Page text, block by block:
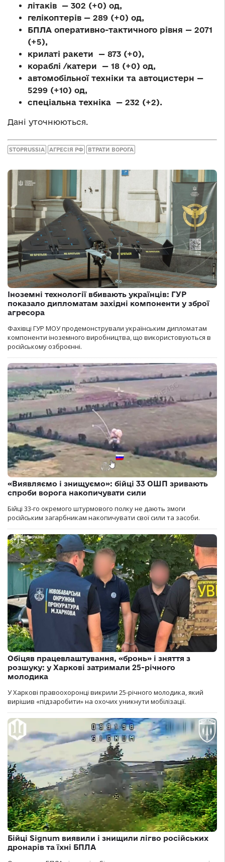
літаків — 302 (+0) од,
гелікоптерів — 289 (+0) од,
БПЛА оперативно-тактичного рівня — 2071
(+5),
крилаті ракети — 873 (+0),
кораблі /катери — 18 (+0) од,
автомобільної техніки та автоцистерн —
5299 (+10) од,
спеціальна техніка — 232 (+2).
Дані уточнюються.
STOPRUSSIA АГРЕСІЯ РФ ВТРАТИ ВОРОГА
Іноземні технології вбивають українців: ГУР
показало дипломатам західні компоненти у зброї
агресора
Фахівці ГУР МОУ продемонстрували українським дипломатам
компоненти іноземного виробництва, що використовуються в
російському озброєнні.
«Виявляємо і знищуємо»: бійці 33 ОШП зривають
спроби ворога накопичувати сили
Бійці 33-го окремого штурмового полку не дають змоги
російським загарбникам накопичувати свої сили та засоби.
Обіцяв працевлаштування, «бронь» і зняття з
розшуку: у Харкові затримали 25-річного
молодика
У Харкові правоохоронці викрили 25-річного молодика, який
вирішив «підзаробити» на охочих уникнути мобілізації.
Бійці Signum виявили і знищили лігво російських
дронарів та їхні БПЛА